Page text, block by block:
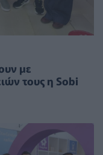
με
τους η Sobi